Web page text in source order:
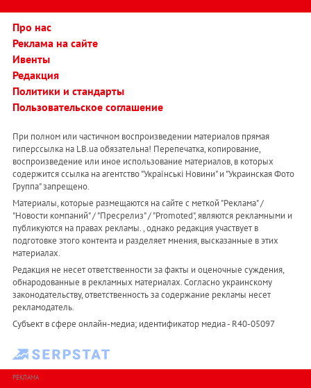
Про нас
Реклама на сайте
Ивенты
Редакция
Политики и стандарты
Пользовательское соглашение
При полном или частичном воспроизведении материалов прямая
гиперссылка на LB.ua обязательна! Перепечатка, копирование,
воспроизведение или иное использование материалов, в которых
содержится ссылка на агентство "Українськi Новини" и "Украинская Фото
Группа" запрещено.
Материалы, которые размещаются на сайте с меткой "Реклама" /
"Новости компаний" / "Пресрелиз" / "Promoted", являются рекламными и
публикуются на правах рекламы. , однако редакция участвует в
подготовке этого контента и разделяет мнения, высказанные в этих
материалах.
Редакция не несет ответственности за факты и оценочные суждения,
обнародованные в рекламных материалах. Согласно украинскому
законодательству, ответственность за содержание рекламы несет
рекламодатель.
Субъект в сфере онлайн-медиа; идентификатор медиа - R40-05097
РЕКЛАМА